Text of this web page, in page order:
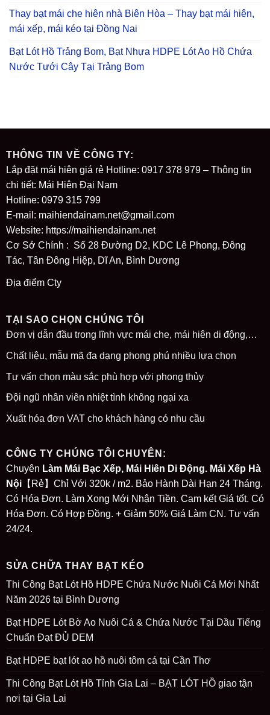
Thay bạt mái che hiên nhà Biên Hòa – Thay bạt mái hiên,
mái xếp, mái kéo tại Đồng Nai
Bạt Lót Hồ Trảng Bom, Bạt Nhựa HDPE Lót Ao Hồ Chứa
Nước Tưới Cây Tại Trảng Bom
THÔNG TIN VỀ CÔNG TY:
Lắp đặt mái hiên giá rẻ Hotline: 0917 378 979 – Thông tin
chi tiết: Mái Hiên Đại Nam
Hotline: 0979 315 799
E-mail: maihiendainam.net@gmail.com
Website: https://maihiendainam.net
Cơ Sở Chính : Số 28 Đường D2, KDC Lê Phong, Đông
Tác, Tân Đông Hiệp, Dĩ An, Bình Dương
Địa điểm Cty
TẠI SAO CHỌN CHÚNG TÔI
Đơn vị dẫn đầu trong lĩnh vực mái che, mái hiên di động,…
Chất liệu, mẫu mã đa dạng phong phú nhiều lựa chọn
Tư vấn chọn màu sắc phù hợp với phong thủy
Đội ngũ nhân viên nhiệt tình không ngại xa
Xuất hóa đơn VAT cho khách hàng có nhu cầu
CÔNG TY CHÚNG TÔI CHUYÊN:
Chuyên Làm Mái Bạc Xếp, Mái Hiên Di Động. Mái Xếp Hà
Nội【Rẻ】Chỉ Với 320k / m2. Bảo Hành Dài Hạn 24 Tháng.
Có Hóa Đơn. Làm Xong Mới Nhận Tiền. Cam kết Giá tốt. Có
Hóa Đơn. Có Hợp Đồng. + Giảm 50% Giá Làm CN. Tư vấn
24/24.
SỬA CHỮA THAY BẠT KÉO
Thi Công Bạt Lót Hồ HDPE Chứa Nước Nuôi Cá Mới Nhất
Năm 2026 tại Bình Dương
Bạt HDPE Lót Bờ Ao Nuôi Cá & Chứa Nước Tại Dầu Tiếng
Chuẩn Đạt ĐỦ DEM
Bạt HDPE bạt lót ao hồ nuôi tôm cá tại Cần Thơ
Thi Công Bạt Lót Hồ Tỉnh Gia Lai – BẠT LÓT HỒ giao tận
nơi tại Gia Lai